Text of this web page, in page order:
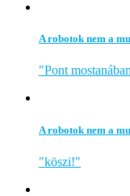
A robotok nem a
"Pont
A robotok nem a
"köszi!"